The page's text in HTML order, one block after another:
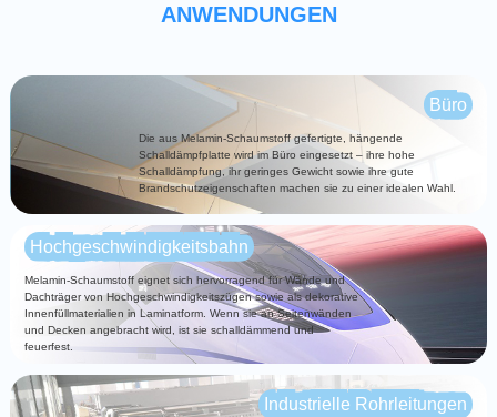
ANWENDUNGEN
Büro
Die aus Melamin-Schaumstoff gefertigte, hängende
Schalldämpfplatte wird im Büro eingesetzt – ihre hohe
Schalldämpfung, ihr geringes Gewicht sowie ihre gute
Brandschutzeigenschaften machen sie zu einer idealen Wahl.
Hochgeschwindigkeitsbahn
Melamin-Schaumstoff eignet sich hervorragend für Wände und
Dachträger von Hochgeschwindigkeitszügen sowie als dekorative
Innenfüllmaterialien in Laminatform. Wenn sie an Seitenwänden
und Decken angebracht wird, ist sie schalldämmend und
feuerfest.
Industrielle Rohrleitungen